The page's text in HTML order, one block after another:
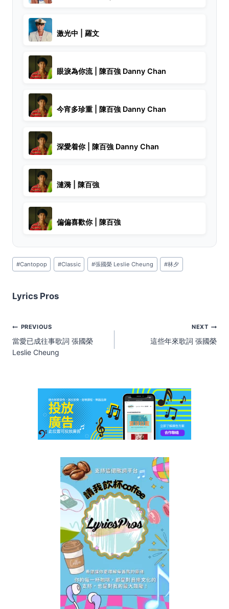
激光中 | 羅文
眼淚為你流 | 陳百強 Danny Chan
今宵多珍重 | 陳百強 Danny Chan
深愛着你 | 陳百強 Danny Chan
漣漪 | 陳百強
偏偏喜歡你 | 陳百強
Post
Tags:
#Cantopop #Classic #張國榮 Leslie Cheung #林夕
Lyrics Pros
Post
navigation
PREVIOUS
當愛已成往事歌詞 張國榮
Leslie Cheung
NEXT
這些年來歌詞 張國榮